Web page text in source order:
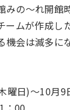
みの～れ開館
ームが作成し
機会は滅多に
曜日)～10月9